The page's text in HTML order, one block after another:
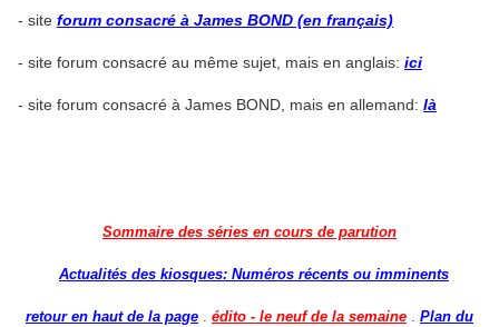
- site forum consacré à James BOND (en français)
- site forum consacré au même sujet, mais en anglais: ici
- site forum consacré à James BOND, mais en allemand: là
Sommaire des séries en cours de parution
Actualités des kiosques: Numéros récents ou imminents
retour en haut de la page . édito - le neuf de la semaine . Plan du